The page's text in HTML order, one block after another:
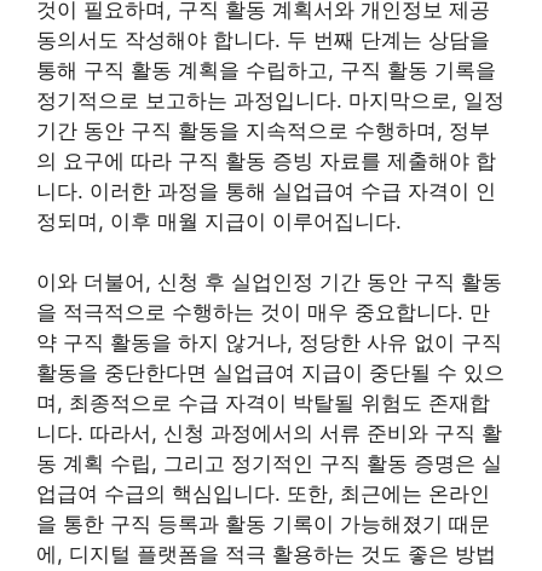
것이 필요하며, 구직 활동 계획서와 개인정보 제공
동의서도 작성해야 합니다. 두 번째 단계는 상담을
통해 구직 활동 계획을 수립하고, 구직 활동 기록을
정기적으로 보고하는 과정입니다. 마지막으로, 일정
기간 동안 구직 활동을 지속적으로 수행하며, 정부
의 요구에 따라 구직 활동 증빙 자료를 제출해야 합
니다. 이러한 과정을 통해 실업급여 수급 자격이 인
정되며, 이후 매월 지급이 이루어집니다.
이와 더불어, 신청 후 실업인정 기간 동안 구직 활동
을 적극적으로 수행하는 것이 매우 중요합니다. 만
약 구직 활동을 하지 않거나, 정당한 사유 없이 구직
활동을 중단한다면 실업급여 지급이 중단될 수 있으
며, 최종적으로 수급 자격이 박탈될 위험도 존재합
니다. 따라서, 신청 과정에서의 서류 준비와 구직 활
동 계획 수립, 그리고 정기적인 구직 활동 증명은 실
업급여 수급의 핵심입니다. 또한, 최근에는 온라인
을 통한 구직 등록과 활동 기록이 가능해졌기 때문
에, 디지털 플랫폼을 적극 활용하는 것도 좋은 방법